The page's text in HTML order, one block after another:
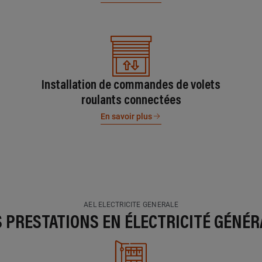
Installation de commandes de volets
roulants connectées
En savoir plus
AEL ELECTRICITE GENERALE
PRESTATIONS EN ÉLECTRICITÉ